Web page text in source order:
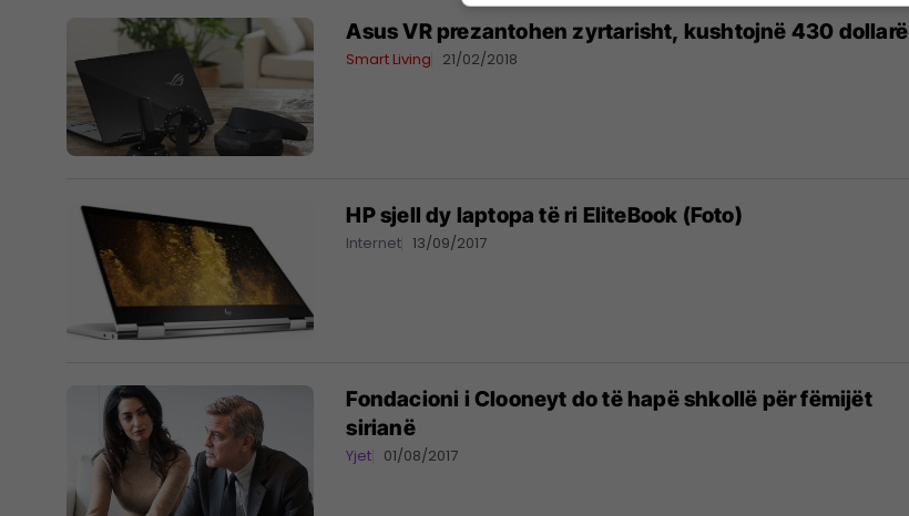
Asus VR prezantohen zyrtarisht, kushtojnë 430 dollarë
Smart Living 21/02/2018
HP sjell dy laptopa të ri EliteBook (Foto)
Internet 13/09/2017
Fondacioni i Clooneyt do të hapë shkollë për fëmijët
sirianë
Yjet 01/08/2017